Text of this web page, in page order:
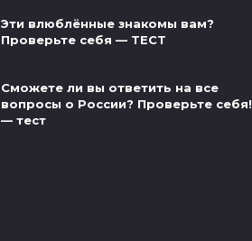
Эти влюблённые знакомы вам?
Проверьте себя — ТЕСТ
Сможете ли вы ответить на все
вопросы о России? Проверьте себя!
— тест